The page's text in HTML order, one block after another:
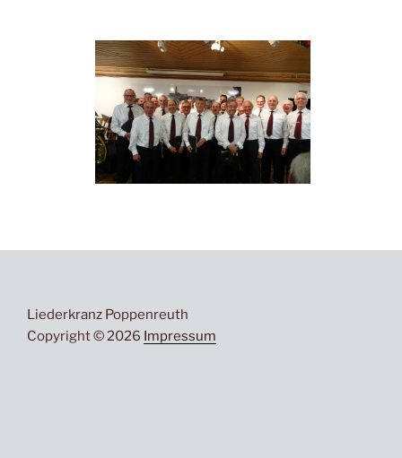
Liederkranz Poppenreuth
Copyright © 2026 Impressum